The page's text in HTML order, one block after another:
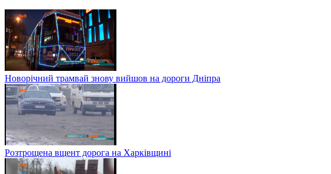
Новорічний трамвай знову вийшов на дороги Дніпра
Розтрощена вщент дорога на Харківщині